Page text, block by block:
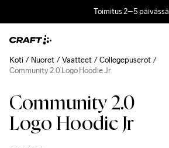
Toimitus 2–5 päivässä
Community 2.0
Logo Hoodie Jr
Koti Nuoret Vaatteet
Collegepuserot
Community 2.0 Logo Hoodie Jr